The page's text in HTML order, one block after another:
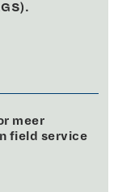
meer
field service